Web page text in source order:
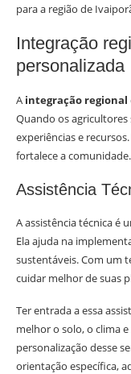
para a região de
Integração
personalizada
A integração regional
Quando os
experiências e
fortalece a comunidade.
Assistência
A assistência técnica é
Ela ajuda na
sustentáveis. Com um
cuidar melhor de suas
Ter entrada a essa
melhor o solo, o clima
personalização desse
orientação específica,